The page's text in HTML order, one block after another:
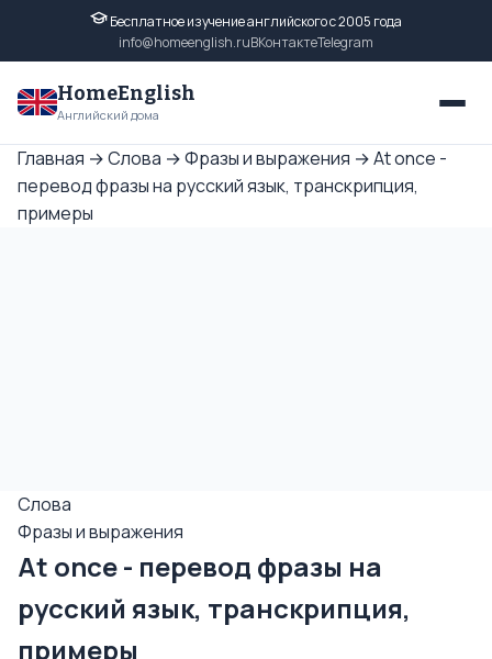
Бесплатное изучение английского с 2005 года
info@homeenglish.ruВКонтактеTelegram
HomeEnglish
Английский дома
Главная →Слова →Фразы и выражения →At once -
перевод фразы на русский язык, транскрипция,
примеры
Слова
Фразы и выражения
At once - перевод фразы на
русский язык, транскрипция,
примеры